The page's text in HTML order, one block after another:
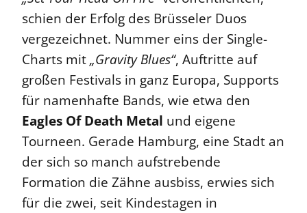
schien der Erfolg des Brüsseler Duos
vergezeichnet. Nummer eins der Single-
Charts mit„Gravity Blues“, Auftritte auf
großen Festivals in ganz Europa, Supports
für namenhafte Bands, wie etwa den
Eagles Of Death Metal und eigene
Tourneen. Gerade Hamburg, eine Stadt an
der sich so manch aufstrebende
Formation die Zähne ausbiss, erwies sich
für die zwei, seit Kindestagen in